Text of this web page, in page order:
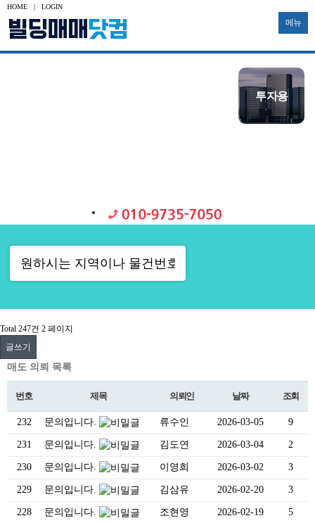
HOME | LOGIN
메뉴
투자용
Total 247건 2 페이지
글쓰기
매도 의뢰 목록
번호 제목 의뢰인 날짜 조회
232 문의입니다. 류수인 2026-03-05 9
231 문의입니다. 김도연 2026-03-04 2
230 문의입니다. 이영희 2026-03-02 3
229 문의입니다. 김삼유 2026-02-20 3
228 문의입니다. 조현영 2026-02-19 5